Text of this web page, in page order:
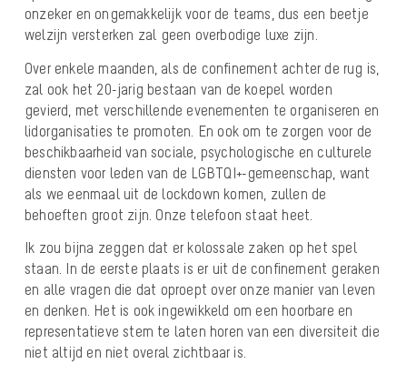
onzeker en ongemakkelijk voor de teams, dus een beetje
welzijn versterken zal geen overbodige luxe zijn.
Over enkele maanden, als de confinement achter de rug is,
zal ook het 20-jarig bestaan van de koepel worden
gevierd, met verschillende evenementen te organiseren en
lidorganisaties te promoten. En ook om te zorgen voor de
beschikbaarheid van sociale, psychologische en culturele
diensten voor leden van de LGBTQI+-gemeenschap, want
als we eenmaal uit de lockdown komen, zullen de
behoeften groot zijn. Onze telefoon staat heet.
Ik zou bijna zeggen dat er kolossale zaken op het spel
staan. In de eerste plaats is er uit de confinement geraken
en alle vragen die dat oproept over onze manier van leven
en denken. Het is ook ingewikkeld om een hoorbare en
representatieve stem te laten horen van een diversiteit die
niet altijd en niet overal zichtbaar is.